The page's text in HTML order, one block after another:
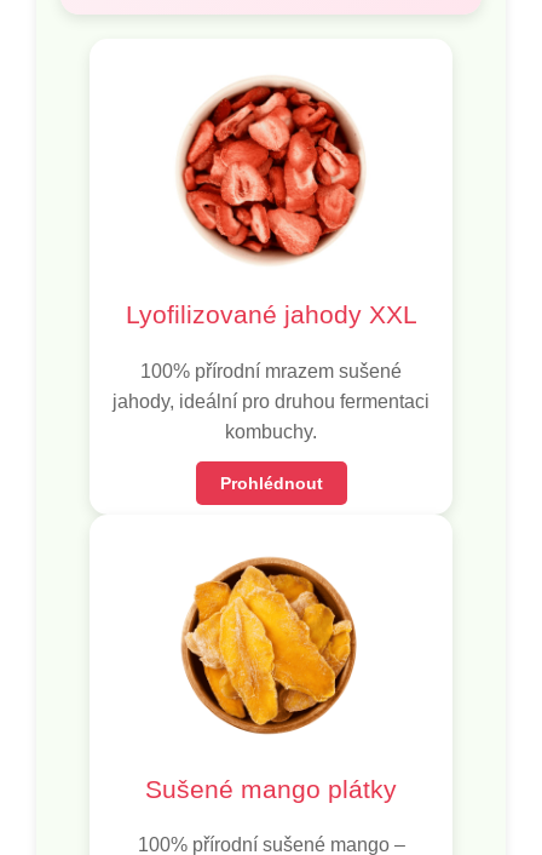
Lyofilizované jahody XXL
100% přírodní mrazem sušené
jahody, ideální pro druhou fermentaci
kombuchy.
Prohlédnout
Sušené mango plátky
100% přírodní sušené mango –